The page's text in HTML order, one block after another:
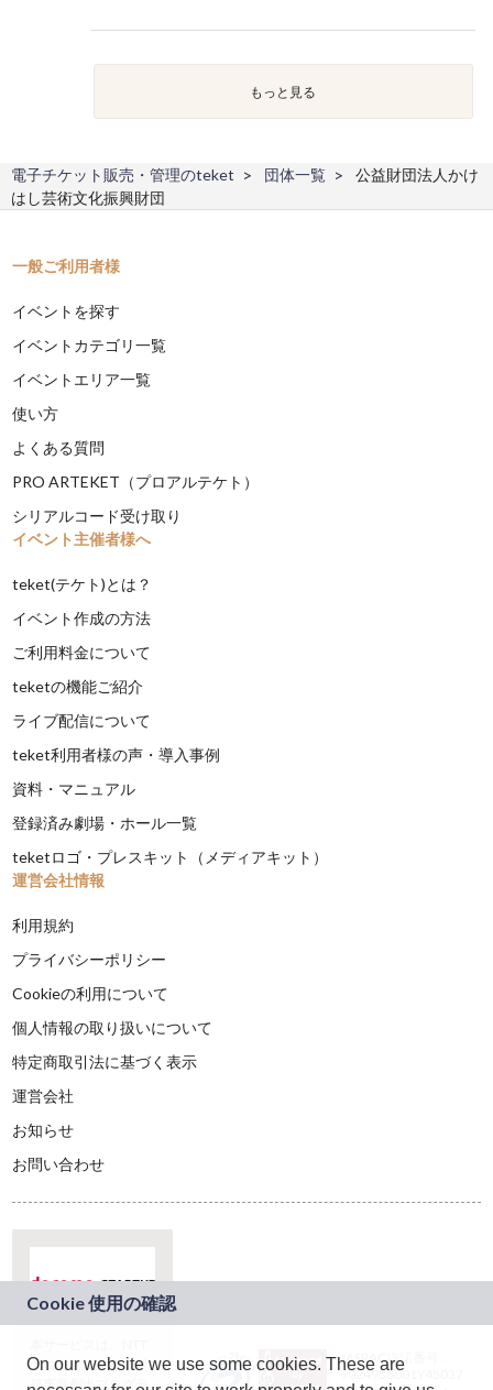
もっと見る
電子チケット販売・管理のteket 団体一覧
公益財団法人かけ
はし芸術文化振興財団
一般ご利用者様
イベントを探す
イベントカテゴリ一覧
イベントエリア一覧
使い方
よくある質問
PRO ARTEKET（プロアルテケト）
シリアルコード受け取り
イベント主催者様へ
teket(テケト)とは？
イベント作成の方法
ご利用料金について
teketの機能ご紹介
ライブ配信について
teket利用者様の声・導入事例
資料・マニュアル
登録済み劇場・ホール一覧
teketロゴ・プレスキット（メディアキット）
運営会社情報
利用規約
プライバシーポリシー
Cookieの利用について
個人情報の取り扱いについて
特定商取引法に基づく表示
運営会社
お知らせ
お問い合わせ
ドコモグループの新
規事業創出プログラ
JASRAC許諾番号：
9024936001Y45037
On our website we use some cookies. These are